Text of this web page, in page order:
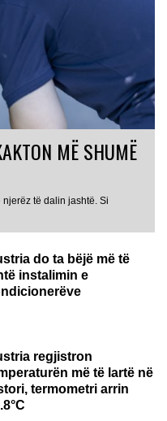
MË SHUMË
të dalin jashtë. Si
do ta bëjë më të
instalimin e
regjistron
më të lartë në
termometri arrin